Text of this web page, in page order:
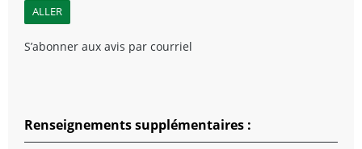
S’abonner aux avis par courriel
Renseignements supplémentaires :